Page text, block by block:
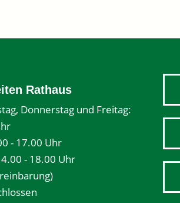
Rathaus
Donnerstag und Freitag:
- 17.00 Uhr
- 18.00 Uhr